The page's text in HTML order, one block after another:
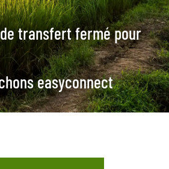
transfert fermé pour
easyconnect